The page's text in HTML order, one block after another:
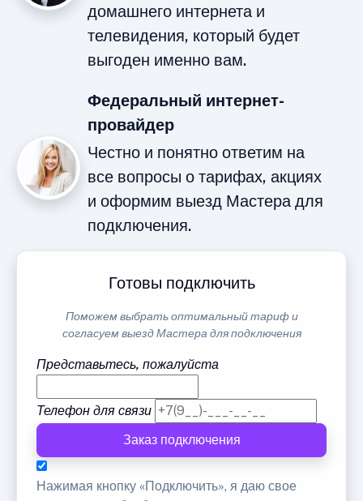
домашнего интернета и
телевидения, который будет
выгоден именно вам.
Федеральный интернет-
провайдер
Честно и понятно ответим на
все вопросы о тарифах, акциях
и оформим выезд Мастера для
подключения.
Готовы подключить
Поможем выбрать оптимальный тариф и
согласуем выезд Мастера для подключения
Представьтесь, пожалуйста
Телефон для связи
Заказ подключения
Нажимая кнопку «Подключить», я даю свое